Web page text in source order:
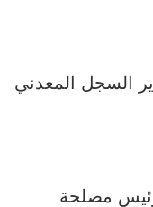
السجل المعدني
مصلحة